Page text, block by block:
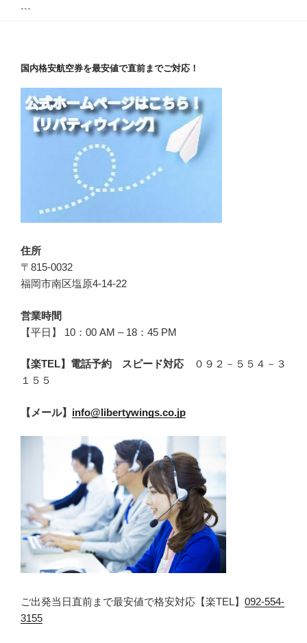
```
国内格安航空券を最安値で直前までご対応！
住所
〒815-0032
福岡市南区塩原4-14-22
営業時間
【平日】 10：00 AM – 18：45 PM
【楽TEL】電話予約 スピード対応
０９２－５５４－３
１５５
【メール】 info@libertywings.co.jp
ご出発当日直前まで最安値で格安対応【楽TEL】 092-554-
3155